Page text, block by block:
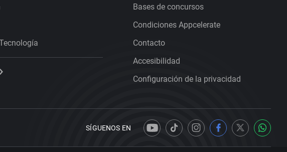
Bases de concursos
Condiciones Appcelerate
Contacto
Accesibilidad
Configuración de la privacidad
SÍGUENOS EN